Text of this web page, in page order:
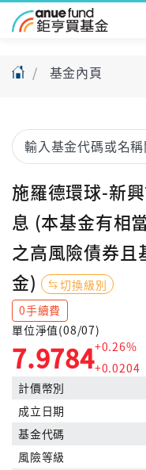
基金內頁
施羅德環球-新
息 (本基金有相
之高風險債券且
金)
切換級別
0手續費
單位淨值(08/07)
7.9784+0.26%
+0.0204
計價幣別
成立日期
基金代碼
風險等級